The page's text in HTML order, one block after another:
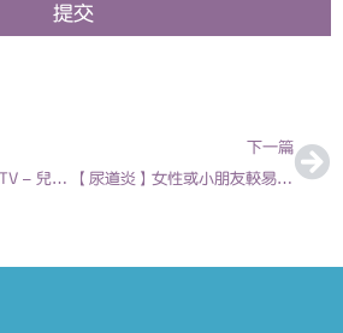
提交
【媒體訪問】FindDocTV – 兒童及青少年濕疹 2021-06-09 | 陳欣永 – 香港兒科醫生
下一篇
【尿道炎】女性或小朋友較易患上 症狀及治療方法 – 廖思維 小兒外科專科醫生